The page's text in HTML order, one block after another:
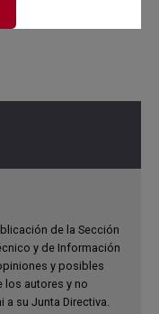
de la Sección
y de Información
y posibles
los autores y no
su Junta Directiva.